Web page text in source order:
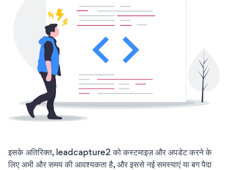
इसके अतिरिक्त, leadcapture2 को कस्टमाइज़ और अपडेट करने के
लिए अभी और समय की आवश्यकता है, और इससे नई समस्याएं या बग पैदा